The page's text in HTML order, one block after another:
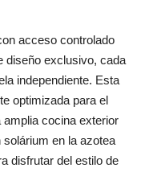
acceso controlado
diseño exclusivo, cada
independiente. Esta
optimizada para el
amplia cocina exterior
en la azotea
disfrutar del estilo de